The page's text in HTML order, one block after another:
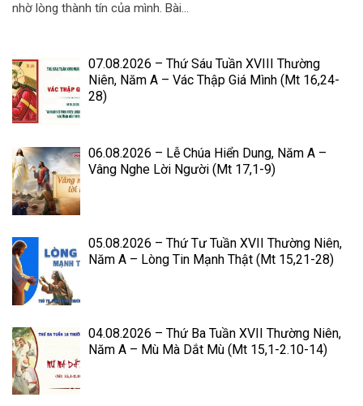
nhờ lòng thành tín của mình. Bài...
07.08.2026 – Thứ Sáu Tuần XVIII Thường
Niên, Năm A – Vác Thập Giá Mình (Mt 16,24-
28)
06.08.2026 – Lễ Chúa Hiển Dung, Năm A –
Vâng Nghe Lời Người (Mt 17,1-9)
05.08.2026 – Thứ Tư Tuần XVII Thường Niên,
Năm A – Lòng Tin Mạnh Thật (Mt 15,21-28)
04.08.2026 – Thứ Ba Tuần XVII Thường Niên,
Năm A – Mù Mà Dắt Mù (Mt 15,1-2.10-14)